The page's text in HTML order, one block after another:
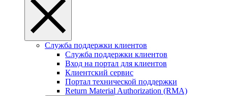
Служба поддержки клиентов
Служба поддержки клиентов
Вход на портал для клиентов
Клиентский сервис
Портал технической поддержки
Return Material Authorization (RMA)